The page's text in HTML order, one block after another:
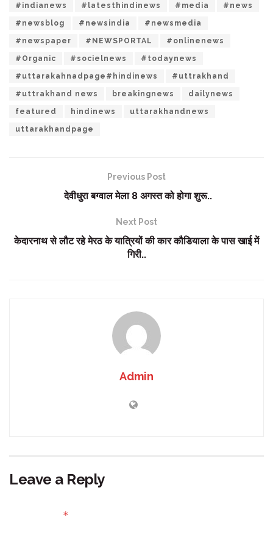
#indianews #latesthindinews #media #news
#newsblog #newsindia #newsmedia
#newspaper #NEWSPORTAL #onlinenews
#Organic #socielnews #todaynews
#uttarakahnadpage#hindinews #uttrakhand
#uttrakhand news breakingnews dailynews
featured hindinews uttarakhandnews
uttarakhandpage
Previous Post
देवीधुरा बग्वाल मेला 8 अगस्त को होगा शुरू..
Next Post
केदारनाथ से लौट रहे मेरठ के यात्रियों की कार कौडियाला के पास खाई में
गिरी..
Admin
Leave a Reply
*